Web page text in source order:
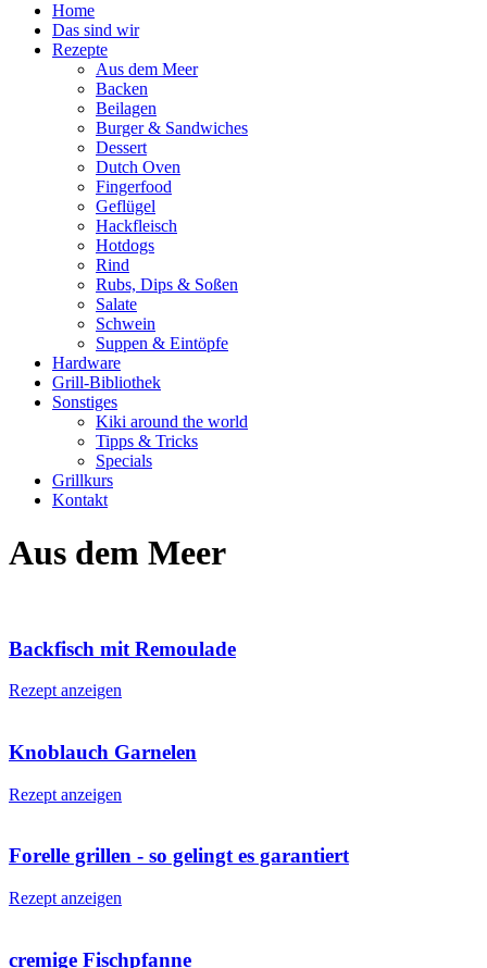
Home
Das sind wir
Rezepte
Aus dem Meer
Backen
Beilagen
Burger & Sandwiches
Dessert
Dutch Oven
Fingerfood
Geflügel
Hackfleisch
Hotdogs
Rind
Rubs, Dips & Soßen
Salate
Schwein
Suppen & Eintöpfe
Hardware
Grill-Bibliothek
Sonstiges
Kiki around the world
Tipps & Tricks
Specials
Grillkurs
Kontakt
Aus dem Meer
Backfisch mit Remoulade
Rezept anzeigen
Knoblauch Garnelen
Rezept anzeigen
Forelle grillen - so gelingt es garantiert
Rezept anzeigen
cremige Fischpfanne